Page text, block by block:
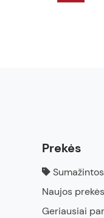
Prekės
Naujos prekės
Geriausiai